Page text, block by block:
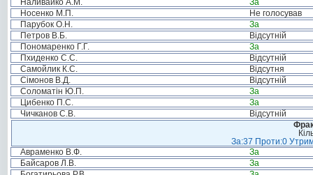
Наливайко А.М.
За
Носенко М.П.
Не голосував
Парубок О.Н.
За
Петров В.Б.
Відсутній
Пономаренко Г.Г.
За
Пхиденко С.С.
Відсутній
Самойлик К.С.
Відсутня
Сімонов В.Д.
Відсутній
Соломатін Ю.П.
За
Цибенко П.С.
За
Чичканов С.В.
Відсутній
За:37 Проти:0
Авраменко В.Ф.
За
Байсаров Л.В.
За